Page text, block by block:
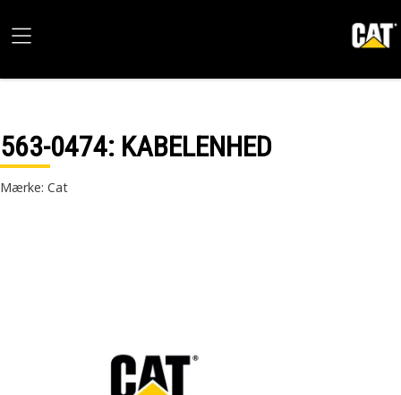
563-0474: KABELENHED
Mærke: Cat